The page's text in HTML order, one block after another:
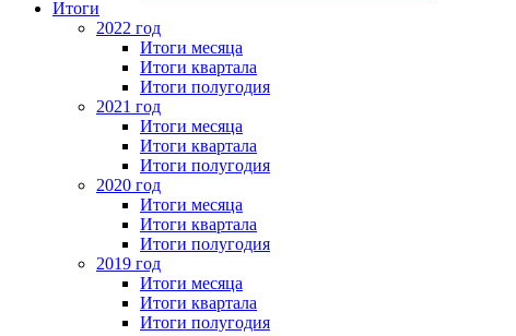
Итоги
2022 год
Итоги месяца
Итоги квартала
Итоги полугодия
2021 год
Итоги месяца
Итоги квартала
Итоги полугодия
2020 год
Итоги месяца
Итоги квартала
Итоги полугодия
2019 год
Итоги месяца
Итоги квартала
Итоги полугодия